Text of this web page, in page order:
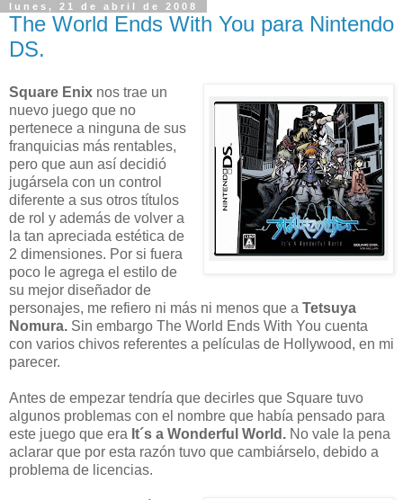
lunes, 21 de abril de 2008
The World Ends With You para Nintendo
DS.
Square Enix nos trae un
nuevo juego que no
pertenece a ninguna de sus
franquicias más rentables,
pero que aun así decidió
jugársela con un control
diferente a sus otros títulos
de rol y además de volver a
la tan apreciada estética de
2 dimensiones. Por si fuera
poco le agrega el estilo de
su mejor diseñador de
personajes, me refiero ni más ni menos que a Tetsuya
Nomura. Sin embargo The World Ends With You cuenta
con varios chivos referentes a películas de Hollywood, en mi
parecer.
Antes de empezar tendría que decirles que Square tuvo
algunos problemas con el nombre que había pensado para
este juego que era It´s a Wonderful World. No vale la pena
aclarar que por esta razón tuvo que cambiárselo, debido a
problema de licencias.